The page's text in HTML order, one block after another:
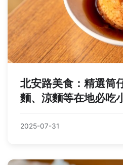
北安路美食：精選筒
麵、涼麵等在地必吃
2025-07-31